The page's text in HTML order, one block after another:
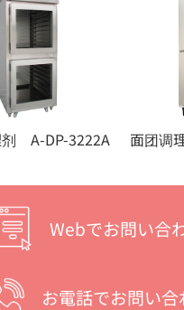
剂 A-DP-3222A 面团调
Webでお問い合
お電話でお問い